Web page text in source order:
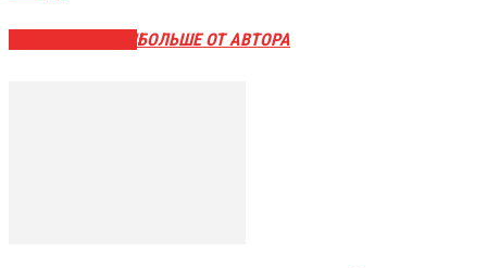
БОЛЬШЕ ОТ АВТОРА